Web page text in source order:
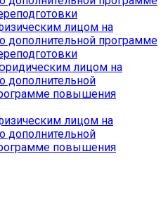
лицом на
программе
лицом на
дополнительной
повышения
лицом на
дополнительной
повышения